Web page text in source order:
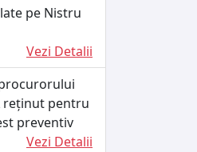
pe Nistru
Vezi Detalii
reținut pentru
preventiv
Vezi Detalii